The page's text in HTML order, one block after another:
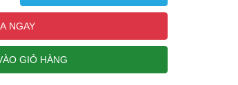
NGAY
GIỎ HÀNG